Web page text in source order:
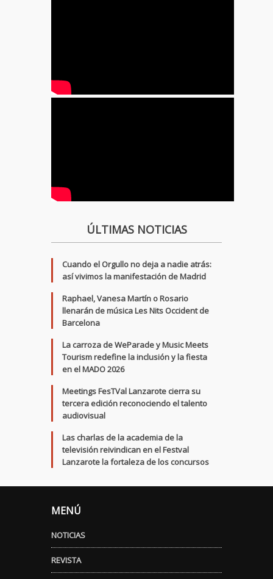
ÚLTIMAS NOTICIAS
Cuando el Orgullo no deja a nadie atrás:
así vivimos la manifestación de Madrid
Raphael, Vanesa Martín o Rosario
llenarán de música Les Nits Occident de
Barcelona
La carroza de WeParade y Music Meets
Tourism redefine la inclusión y la fiesta
en el MADO 2026
Meetings FesTVal Lanzarote cierra su
tercera edición reconociendo el talento
audiovisual
Las charlas de la academia de la
televisión reivindican en el Festval
Lanzarote la fortaleza de los concursos
MENÚ
NOTICIAS
REVISTA